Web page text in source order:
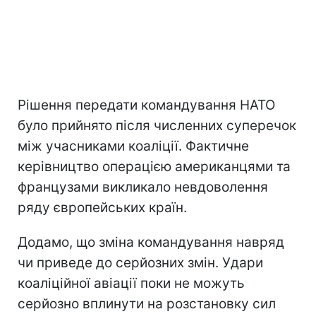
Рішення передати командування НАТО
було прийнято після численних суперечок
між учасниками коаліції. Фактичне
керівництво операцією американцями та
французами викликало невдоволення
ряду європейських країн.
Додамо, що зміна командування навряд
чи приведе до серйозних змін. Удари
коаліційної авіації поки не можуть
серйозно вплинути на розстановку сил